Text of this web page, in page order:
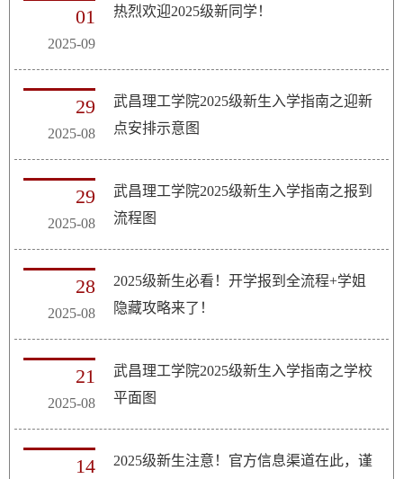
01
2025-09
热烈欢迎2025级新同学！
29
2025-08
武昌理工学院2025级新生入学指南之迎新
点安排示意图
29
2025-08
武昌理工学院2025级新生入学指南之报到
流程图
28
2025-08
2025级新生必看！开学报到全流程+学姐
隐藏攻略来了！
21
2025-08
武昌理工学院2025级新生入学指南之学校
平面图
14
2025级新生注意！官方信息渠道在此，谨